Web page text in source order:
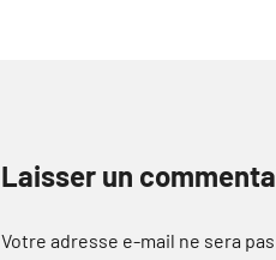
Laisser un
Votre adresse e-mail ne sera